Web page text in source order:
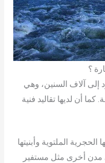
؟
إلى آلاف السنين، وهي
أن لديها تقاليد فنية
الملتوية وأبنيتها
إلى مدن أخرى مثل مستفير